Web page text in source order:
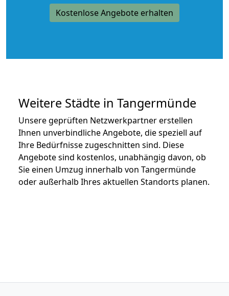
Kostenlose Angebote erhalten
Weitere Städte in Tangermünde
Unsere geprüften Netzwerkpartner erstellen
Ihnen unverbindliche Angebote, die speziell auf
Ihre Bedürfnisse zugeschnitten sind. Diese
Angebote sind kostenlos, unabhängig davon, ob
Sie einen Umzug innerhalb von Tangermünde
oder außerhalb Ihres aktuellen Standorts planen.